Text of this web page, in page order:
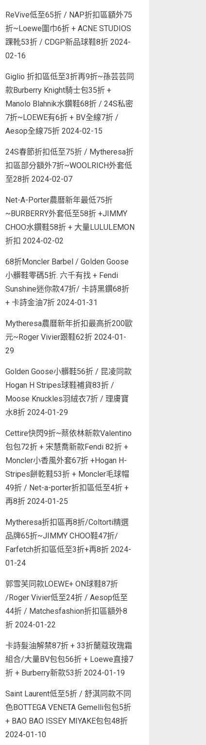
ReVive低至65折 / NAP折扣區額外75
折~Loewe圍巾6折 + ACNE STUDIOS
踝靴53折 / CDGP新品球鞋8折 2024-
02-16
Giglio 折扣區低至3折再9折~孫芸芸同
款Burberry Knight騎士包35折 +
Manolo Blahnik水鑽鞋68折 / 24S私密
7折~LOEWE有6折 + BV全線7折 /
Aesop全線75折 2024-02-15
24S春節折扣低至75折 / Mytheresa折
扣區部分額外7折~WOOLRICH外套低
至28折 2024-02-07
Net-A-Porter農曆新年最低75折
~BURBERRY外套低至58折 +JIMMY
CHOO水鑽鞋58折 + 大量LULULEMON
折扣 2024-02-02
68折Moncler Barbel / Golden Goose
小髒鞋零碼5折. 六千有找 + Fendi
Sunshine迷你款47折/ 卡詩黑鑽68折
+ 卡詩金油7折 2024-01-31
Mytheresa農曆新年折扣最高折200歐
元~Roger Vivier跟鞋62折 2024-01-
29
Golden Goose小髒鞋56折 / 昆凌同款
Hogan H Stripes球鞋補貨83折 /
Moose Knuckles羽絨衣7折 / 理膚寶
水8折 2024-01-29
Cettire快閃9折~蔡依林新款Valentino
包包72折 + 宋慧喬新款Fendi 82折 +
Moncler小香風外套67折 +Hogan H-
Stripes餅乾鞋53折 + Moncler毛球帽
49折 / Net-a-porter折扣區低至4折 +
再8折 2024-01-25
Mytheresa折扣區再8折/Coltorti精選
品牌65折~JIMMY CHOO鞋47折/
Farfetch折扣區低至3折+再8折 2024-
01-24
郭雪芙同款LOEWE+ ON球鞋87折
/Roger Vivier低至24折 / Aesop低至
44折 / Matchesfashion折扣區額外8
折 2024-01-22
卡詩髮油解禁87折 + 33折蘭蔻玫瑰霜
組合/大量BV包包56折 + Loewe直接7
折 + Burberry新款53折 2024-01-19
Saint Laurent低至5折 / 舒淇同款不同
色BOTTEGA VENETA Gemelli包包5折
+ BAO BAO ISSEY MIYAKE包包48折
2024-01-10